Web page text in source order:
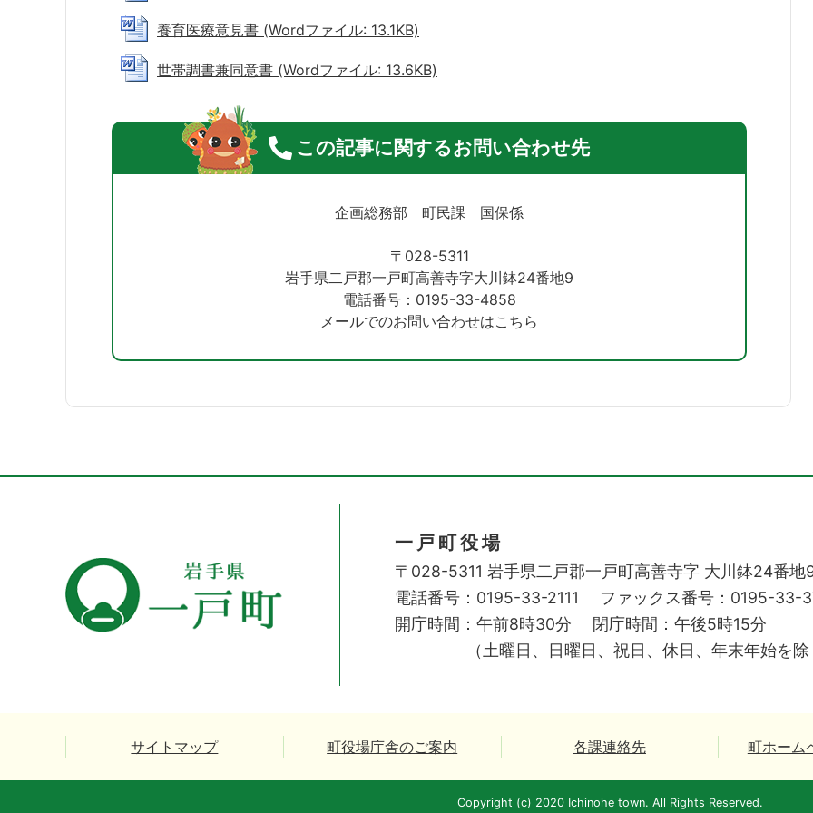
養育医療意見書 (Wordファイル: 13.1KB)
世帯調書兼同意書 (Wordファイル: 13.6KB)
この記事に関するお問い合わせ先
企画総務部 町民課 国保係
〒028-5311
岩手県二戸郡一戸町高善寺字大川鉢24番地9
電話番号：0195-33-4858
メールでのお問い合わせはこちら
一戸町役場
〒028-5311 岩手県二戸郡一戸町高善寺字 大川鉢24番地
電話番号：0195-33-2111
ファックス番号：0195-33-
開庁時間：午前8時30分
閉庁時間：午後5時15分
（土曜日、日曜日、祝日、休日、年末年始を
サイトマップ 町役場庁舎のご案内 各課連絡先 町ホーム
Copyright (c) 2020 Ichinohe town. All Rights Reserved.